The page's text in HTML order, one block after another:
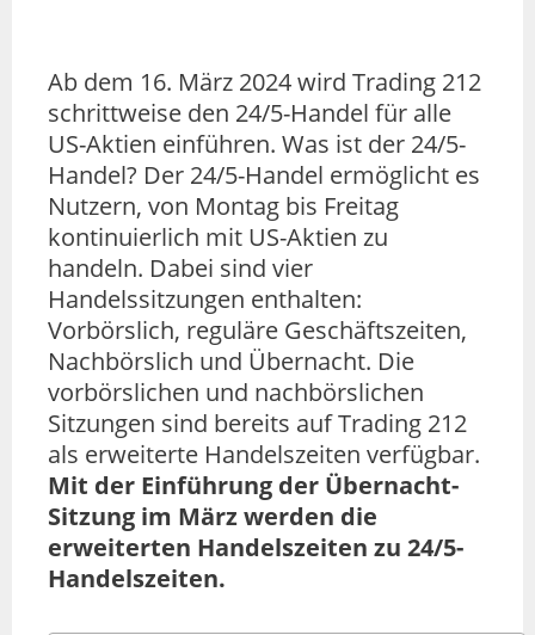
Ab dem 16. März 2024 wird Trading 212
schrittweise den 24/5-Handel für alle
US-Aktien einführen. Was ist der 24/5-
Handel? Der 24/5-Handel ermöglicht es
Nutzern, von Montag bis Freitag
kontinuierlich mit US-Aktien zu
handeln. Dabei sind vier
Handelssitzungen enthalten:
Vorbörslich, reguläre Geschäftszeiten,
Nachbörslich und Übernacht. Die
vorbörslichen und nachbörslichen
Sitzungen sind bereits auf Trading 212
als erweiterte Handelszeiten verfügbar.
Mit der Einführung der Übernacht-
Sitzung im März werden die
erweiterten Handelszeiten zu 24/5-
Handelszeiten.